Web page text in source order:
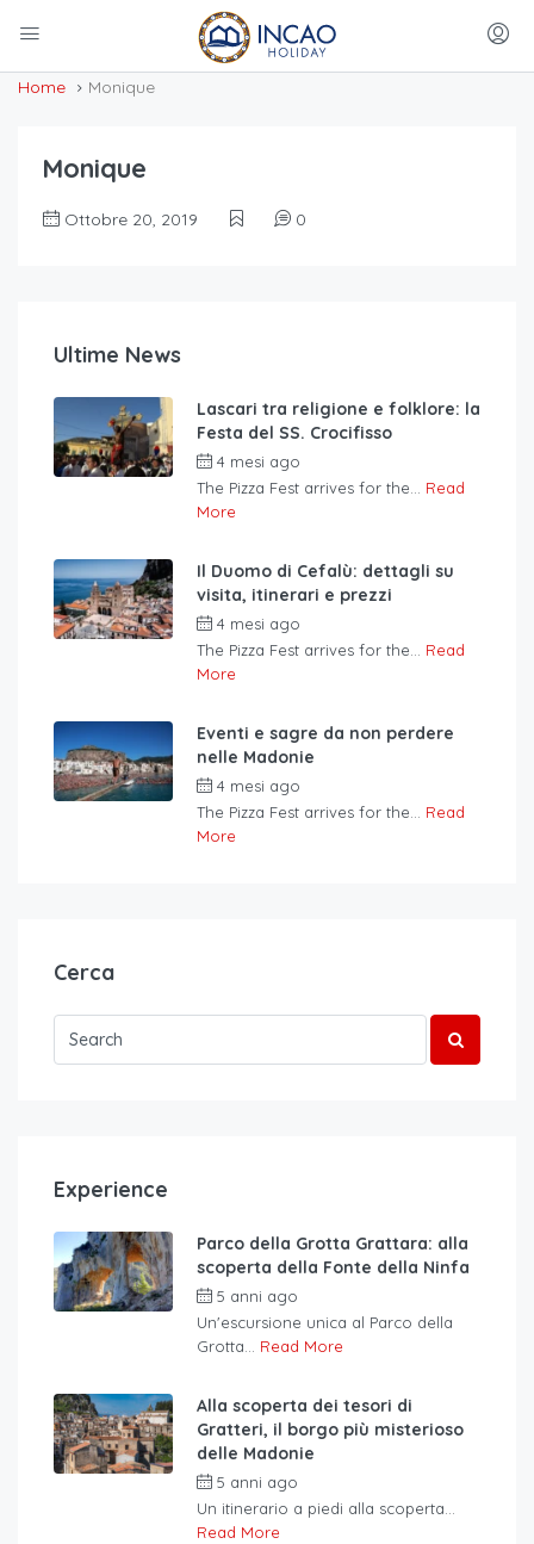
Home Monique
Monique
Ottobre 20, 2019 0
Ultime News
Lascari tra religione e folklore: la
Festa del SS. Crocifisso
4 mesi ago
The Pizza Fest arrives for the... Read
More
Il Duomo di Cefalù: dettagli su
visita, itinerari e prezzi
4 mesi ago
The Pizza Fest arrives for the... Read
More
Eventi e sagre da non perdere
nelle Madonie
4 mesi ago
The Pizza Fest arrives for the... Read
More
Cerca
Experience
Parco della Grotta Grattara: alla
scoperta della Fonte della Ninfa
5 anni ago
Un'escursione unica al Parco della
Grotta... Read More
Alla scoperta dei tesori di
Gratteri, il borgo più misterioso
delle Madonie
5 anni ago
Un itinerario a piedi alla scoperta...
Read More